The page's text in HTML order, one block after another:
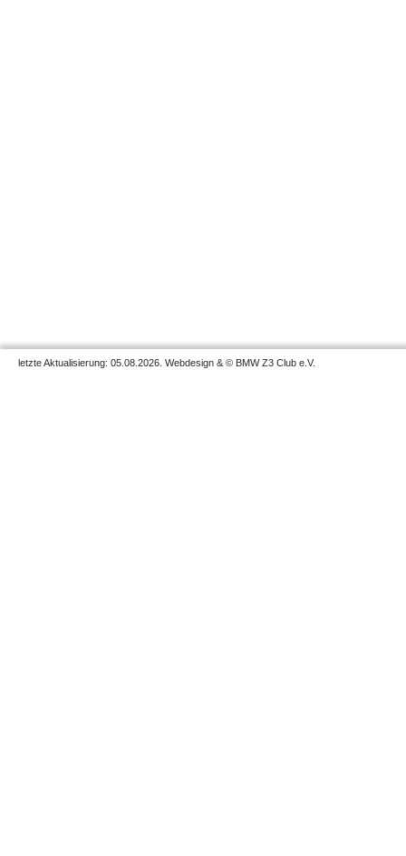
letzte Aktualisierung: 05.08.2026. Webdesign & © BMW Z3 Club e.V.